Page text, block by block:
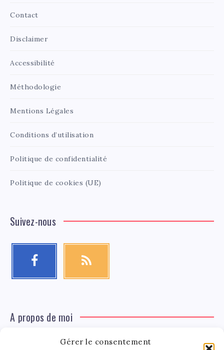
Gérer le consentement
Contact
Disclaimer
Accessibilité
Méthodologie
Mentions Légales
Conditions d’utilisation
Politique de confidentialité
Politique de cookies (UE)
Suivez-nous
A propos de moi
Léa Tinger